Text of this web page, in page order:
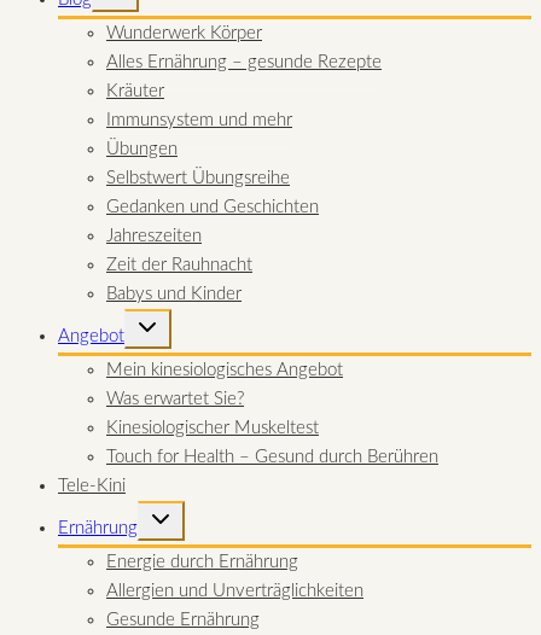
Wunderwerk Körper
Alles Ernährung – gesunde Rezepte
Kräuter
Immunsystem und mehr
Übungen
Selbstwert Übungsreihe
Gedanken und Geschichten
Jahreszeiten
Zeit der Rauhnacht
Babys und Kinder
Angebot
UNTERMENÜ
UMSCHALTEN
Mein kinesiologisches Angebot
Was erwartet Sie?
Kinesiologischer Muskeltest
Touch for Health – Gesund durch Berühren
Tele-Kini
Ernährung
UNTERMENÜ
UMSCHALTEN
Energie durch Ernährung
Allergien und Unverträglichkeiten
Gesunde Ernährung